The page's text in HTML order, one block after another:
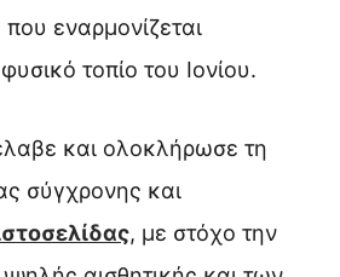
που εναρμονίζεται
τοπίο του Ιονίου.
και ολοκλήρωσε τη
σύγχρονης και
, με στόχο την